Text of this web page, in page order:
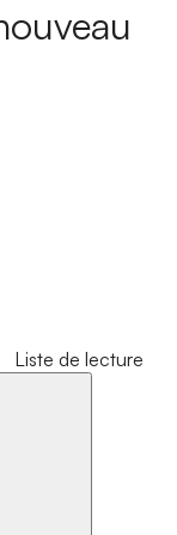
Liste de lecture